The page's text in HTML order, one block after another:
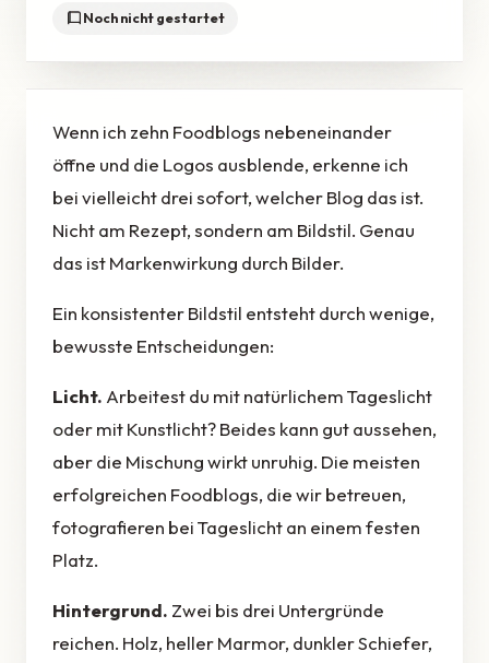
Noch nicht gestartet
Wenn ich zehn Foodblogs nebeneinander
öffne und die Logos ausblende, erkenne ich
bei vielleicht drei sofort, welcher Blog das ist.
Nicht am Rezept, sondern am Bildstil. Genau
das ist Markenwirkung durch Bilder.
Ein konsistenter Bildstil entsteht durch wenige,
bewusste Entscheidungen:
Licht. Arbeitest du mit natürlichem Tageslicht
oder mit Kunstlicht? Beides kann gut aussehen,
aber die Mischung wirkt unruhig. Die meisten
erfolgreichen Foodblogs, die wir betreuen,
fotografieren bei Tageslicht an einem festen
Platz.
Hintergrund. Zwei bis drei Untergründe
reichen. Holz, heller Marmor, dunkler Schiefer,